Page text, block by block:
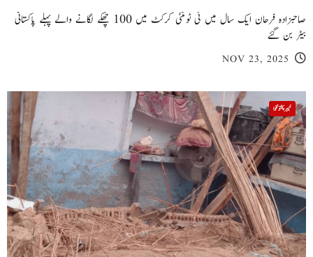
صاحبزادہ فرحان ایک سال میں ٹی ٹوئنٹی کرکٹ میں 100 چھکے لگانے والے پہلے پاکستانی
بیٹر بن گئے
NOV 23, 2025
خیبر پختونخوا